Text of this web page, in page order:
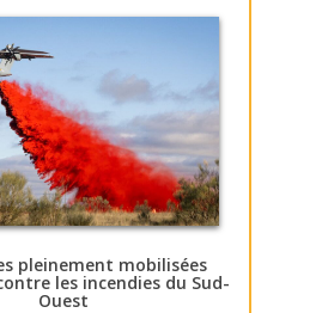
pleinement mobilisées
les incendies du Sud-
Ouest